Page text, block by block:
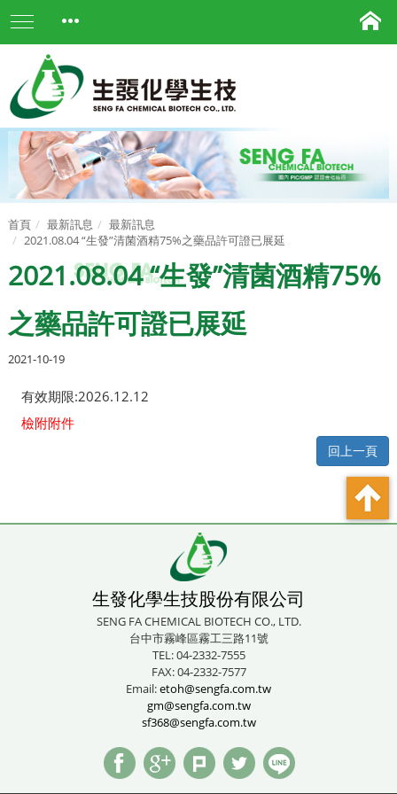
首頁 最新訊息
最新訊息
2021.08.04 “生發”清菌酒精75%之藥品許可證已展延
2021.08.04 “生發”清菌酒精75%
之藥品許可證已展延
2021-10-19
有效期限:2026.12.12
檢附附件
回上一頁
生發化學生技股份有限公司
SENG FA CHEMICAL BIOTECH CO., LTD.
台中市霧峰區霧工三路11號
TEL: 04-2332-7555
FAX: 04-2332-7577
Email:etoh@sengfa.com.tw
gm@sengfa.com.tw
sf368@sengfa.com.tw